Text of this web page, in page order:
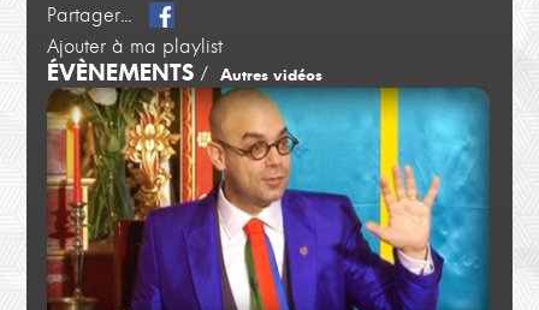
Partager...
Ajouter à ma playlist
ÉVÈNEMENTS /Autres vidéos